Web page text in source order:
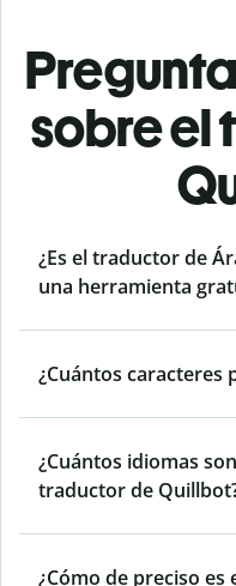
sobre el
¿Es el traductor de
una herramienta
¿Cuántos caracteres
¿Cuántos idiomas
traductor de
¿Cómo de preciso